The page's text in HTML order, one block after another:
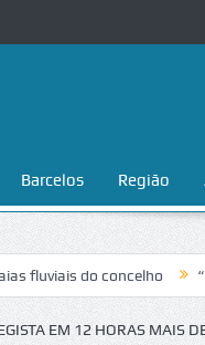
Barcelos Região
do concelho
EM 12 HORAS MAIS